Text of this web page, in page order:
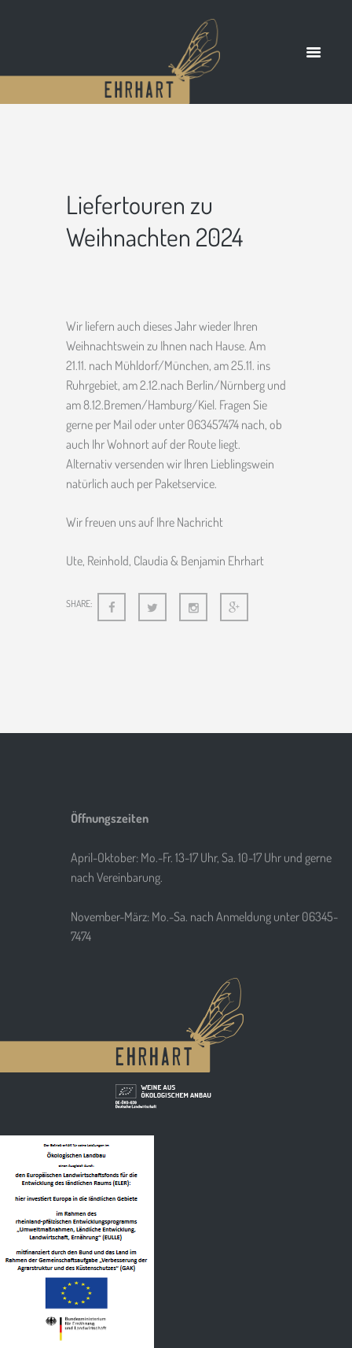
Liefertouren zu
Weihnachten 2024
Wir liefern auch dieses Jahr wieder Ihren
Weihnachtswein zu Ihnen nach Hause. Am
21.11. nach Mühldorf/München, am 25.11. ins
Ruhrgebiet, am 2.12.nach Berlin/Nürnberg und
am 8.12.Bremen/Hamburg/Kiel. Fragen Sie
gerne per Mail oder unter 063457474 nach, ob
auch Ihr Wohnort auf der Route liegt.
Alternativ versenden wir Ihren Lieblingswein
natürlich auch per Paketservice.
Wir freuen uns auf Ihre Nachricht
Ute, Reinhold, Claudia & Benjamin Ehrhart
SHARE:
Öffnungszeiten
April-Oktober: Mo.-Fr. 13-17 Uhr, Sa. 10-17 Uhr und gerne
nach Vereinbarung.
November-März: Mo.-Sa. nach Anmeldung unter 06345-
7474